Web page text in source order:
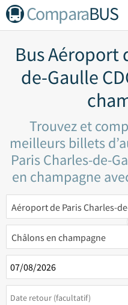
ComparaBUS
Bus Aéroport
de-Gaulle
Trouvez et
meilleurs billets
Paris Charles-de-
en champagne
Aéroport de Paris Charles-
Châlons en champagne